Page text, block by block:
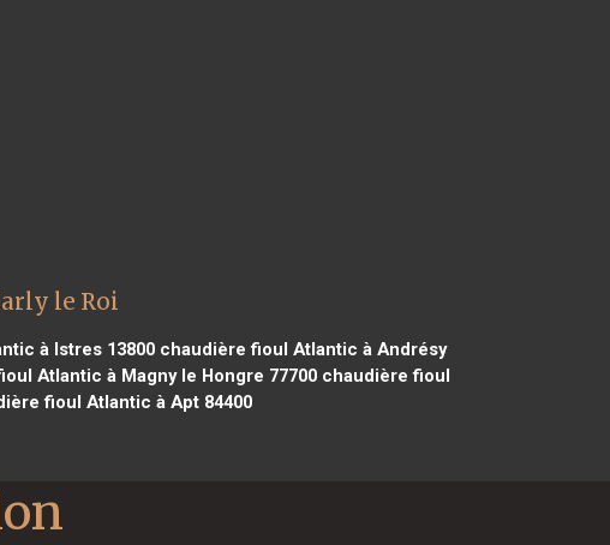
le Roi
à Istres 13800 chaudière fioul Atlantic à Andrésy
Atlantic à Magny le Hongre 77700 chaudière fioul
fioul Atlantic à Apt 84400